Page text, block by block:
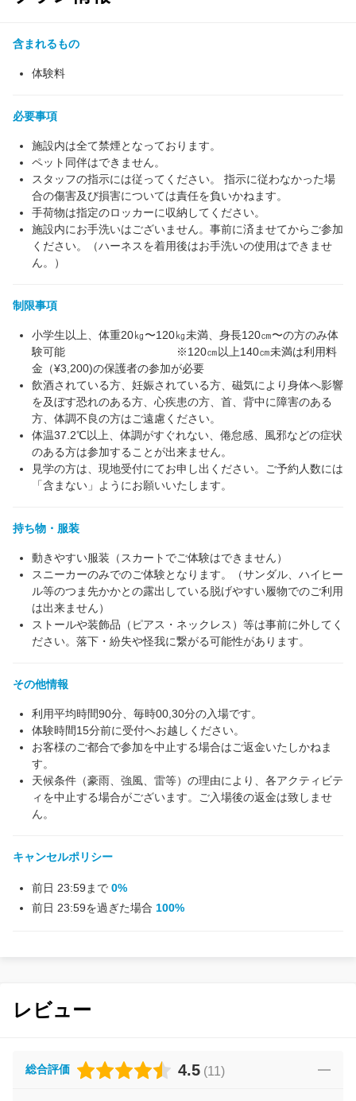
含まれるもの
体験料
必要事項
施設内は全て禁煙となっております。
ペット同伴はできません。
スタッフの指示には従ってください。 指示に従わなかった場
合の傷害及び損害については責任を負いかねます。
手荷物は指定のロッカーに収納してください。
施設内にお手洗いはございません。事前に済ませてからご参加
ください。（ハーネスを着用後はお手洗いの使用はできませ
ん。）
制限事項
小学生以上、体重20㎏〜120㎏未満、身長120㎝〜の方のみ体
験可能 ※120㎝以上140㎝未満は利用料
金（¥3,200)の保護者の参加が必要
飲酒されている方、妊娠されている方、磁気により身体へ影響
を及ぼす恐れのある方、心疾患の方、首、背中に障害のある
方、体調不良の方はご遠慮ください。
体温37.2℃以上、体調がすぐれない、倦怠感、風邪などの症状
のある方は参加することが出来ません。
見学の方は、現地受付にてお申し出ください。ご予約人数には
「含まない」ようにお願いいたします。
持ち物・服装
動きやすい服装（スカートでご体験はできません）
スニーカーのみでのご体験となります。（サンダル、ハイヒー
ル等のつま先かかとの露出している脱げやすい履物でのご利用
は出来ません）
ストールや装飾品（ピアス・ネックレス）等は事前に外してく
ださい。落下・紛失や怪我に繋がる可能性があります。
その他情報
利用平均時間90分、毎時00,30分の入場です。
体験時間15分前に受付へお越しください。
お客様のご都合で参加を中止する場合はご返金いたしかねま
す。
天候条件（豪雨、強風、雷等）の理由により、各アクティビテ
ィを中止する場合がございます。ご入場後の返金は致しませ
ん。
キャンセルポリシー
前日 23:59まで 0%
前日 23:59を過ぎた場合 100%
レビュー
総合評価 4.5 (11 )